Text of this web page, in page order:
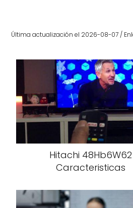
Última actualización el 2026-08-07 /
Hitachi 48Hb6W62
Caracteristicas